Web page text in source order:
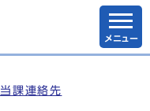
メニュー
課連絡先